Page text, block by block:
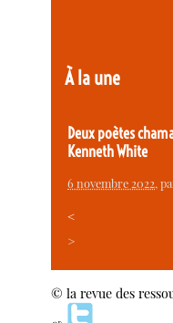
À la une
Deux poètes
Kenneth White
6 novembre 2022,
<
>
© la revue des